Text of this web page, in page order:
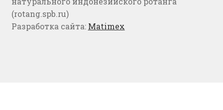
(rotang.spb.ru)
Разработка сайта: Matimex